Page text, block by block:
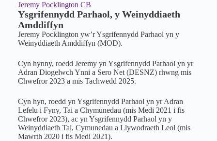
Jeremy Pocklington CB
Ysgrifennydd Parhaol, y Weinyddiaeth
Amddiffyn
Jeremy Pocklington yw’r Ysgrifennydd Parhaol yn y
Weinyddiaeth Amddiffyn (MOD).
Cyn hynny, roedd Jeremy yn Ysgrifennydd Parhaol yn yr
Adran Diogelwch Ynni a Sero Net (DESNZ) rhwng mis
Chwefror 2023 a mis Tachwedd 2025.
Cyn hyn, roedd yn Ysgrifennydd Parhaol yn yr Adran
Lefelu i Fyny, Tai a Chymunedau (mis Medi 2021 i fis
Chwefror 2023), ac yn Ysgrifennydd Parhaol yn y
Weinyddiaeth Tai, Cymunedau a Llywodraeth Leol (mis
Mawrth 2020 i fis Medi 2021).